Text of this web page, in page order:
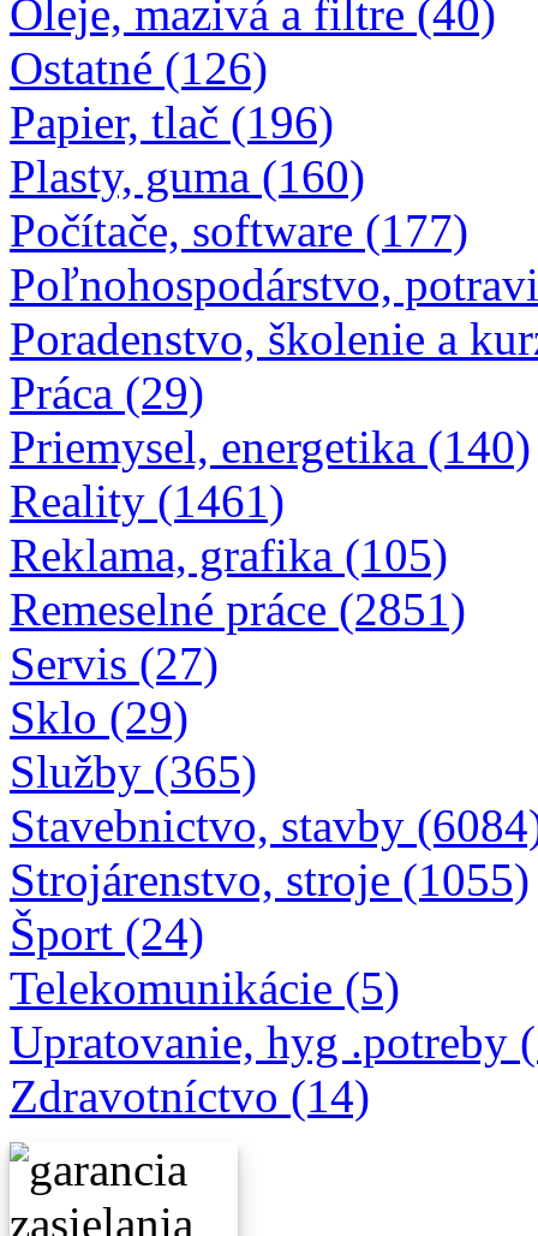
Oleje, mazivá a filtre (40)
Ostatné (126)
Papier, tlač (196)
Plasty, guma (160)
Počítače, software (177)
Poľnohospodárstvo,
Poradenstvo, školenie a
Práca (29)
Priemysel, energetika (140)
Reality (1461)
Reklama, grafika (105)
Remeselné práce (2851)
Servis (27)
Sklo (29)
Služby (365)
Stavebnictvo, stavby
Strojárenstvo, stroje (1055)
Šport (24)
Telekomunikácie (5)
Upratovanie, hyg .potreby
Zdravotníctvo (14)